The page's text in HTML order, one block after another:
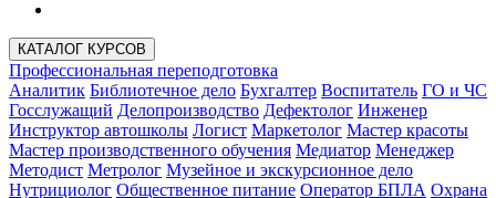
КАТАЛОГ КУРСОВ
Профессиональная переподготовка
Аналитик Библиотечное дело Бухгалтер Воспитатель ГО и ЧС
Госслужащий Делопроизводство Дефектолог Инженер
Инструктор автошколы Логист Маркетолог Мастер красоты
Мастер производственного обучения Медиатор Менеджер
Методист Метролог Музейное и экскурсионное дело
Нутрициолог Общественное питание Оператор БПЛА Охрана